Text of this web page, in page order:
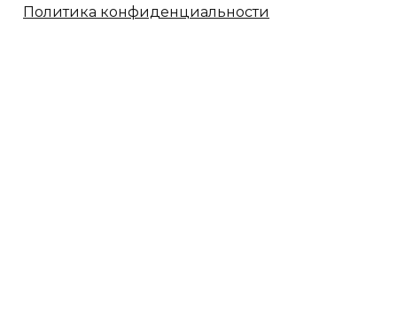
Политика конфиденциальности